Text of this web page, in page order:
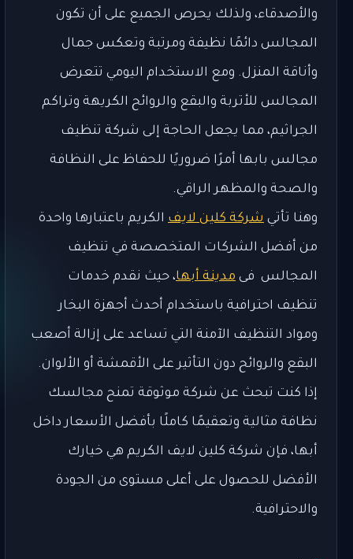
والأصدقاء، ولذلك يحرص الجميع على أن تكون
المجالس دائمًا نظيفة ومرتبة وتعكس جمال
وأناقة المنزل. ومع الاستخدام اليومي تتعرض
المجالس للأتربة والبقع والروائح الكريهة وتراكم
الجراثيم، مما يجعل الحاجة إلى شركة تنظيف
مجالس بابها أمرًا ضروريًا للحفاظ على النظافة
والصحة والمظهر الراقي.
وهنا تأتي شركة كلين لايف الكريم باعتبارها واحدة
من أفضل الشركات المتخصصة في تنظيف
المجالس فى مدينة أبها، حيث نقدم خدمات
تنظيف احترافية باستخدام أحدث أجهزة البخار
ومواد التنظيف الآمنة التي تساعد على إزالة أصعب
البقع والروائح دون التأثير على الأقمشة أو الألوان.
إذا كنت تبحث عن شركة موثوقة تمنح مجالسك
نظافة مثالية وتعقيمًا كاملًا بأفضل الأسعار داخل
أبها، فإن شركة كلين لايف الكريم هي خيارك
الأفضل للحصول على أعلى مستوى من الجودة
والاحترافية.